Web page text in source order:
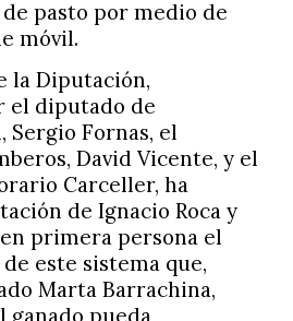
pasto por medio de
móvil.
la Diputación,
el diputado de
Sergio Fornas, el
David Vicente, y el
Carceller, ha
de Ignacio Roca y
primera persona el
este sistema que,
Marta Barrachina,
ganado pueda